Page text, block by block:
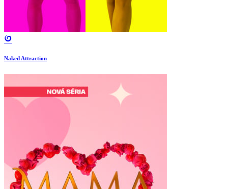
Naked Attraction